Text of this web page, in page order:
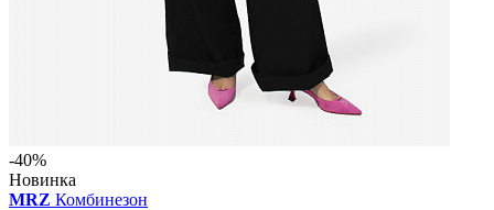
-40%
Новинка
MRZ Комбинезон